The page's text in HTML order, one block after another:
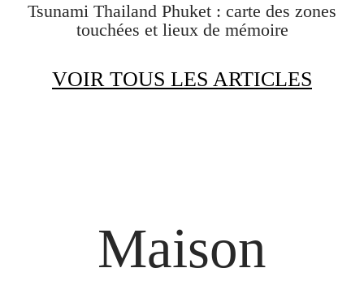
Tsunami Thailand Phuket : carte des zones
touchées et lieux de mémoire
VOIR TOUS LES ARTICLES
Maison